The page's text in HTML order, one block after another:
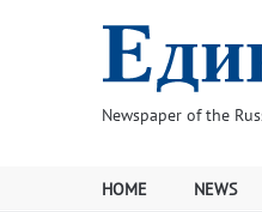
Newspaper of the
HOME NEWS